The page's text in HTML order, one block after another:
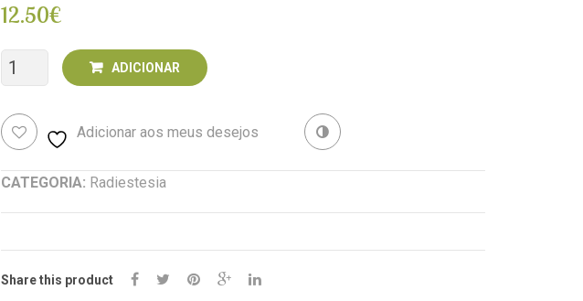
12.50€
Quantidade
Pêndulo
Olho
03
ADICIONAR
Adicionar aos meus desejos
CATEGORIA: Radiestesia
Share this product